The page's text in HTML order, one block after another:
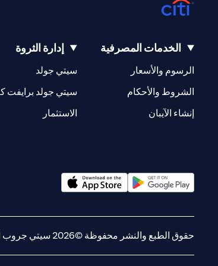
الخدمات المصرفية
الرسوم والأسعار
opens in a new tab
الشروط والأحكام opens in a new tab
إنشاء الآيبان opens in a new tab
إدارة الثروة
سيتي جولد tab
سيتي جولد برايفت
الاستثمار
حقوق الطبع والنشر محفوظة ©2026 سيتي جروب انك.